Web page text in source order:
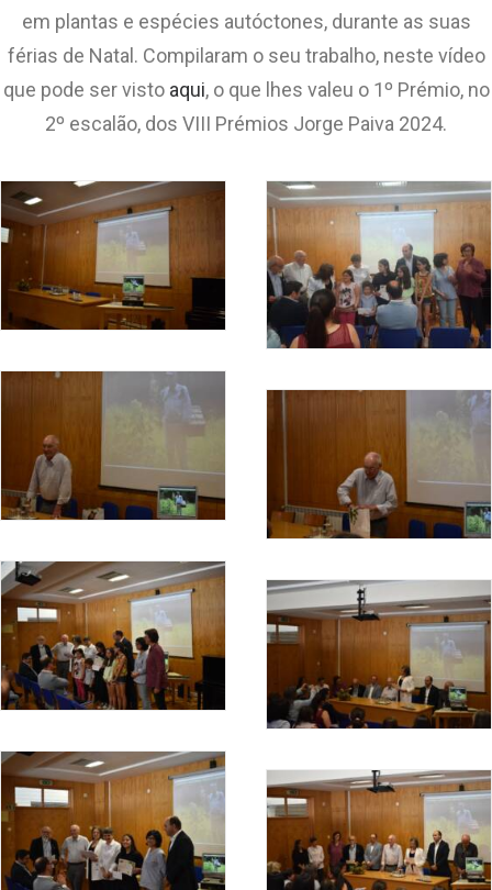
em plantas e espécies autóctones, durante as suas
férias de Natal. Compilaram o seu trabalho, neste vídeo
que pode ser visto aqui, o que lhes valeu o 1º Prémio, no
2º escalão, dos VIII Prémios Jorge Paiva 2024.